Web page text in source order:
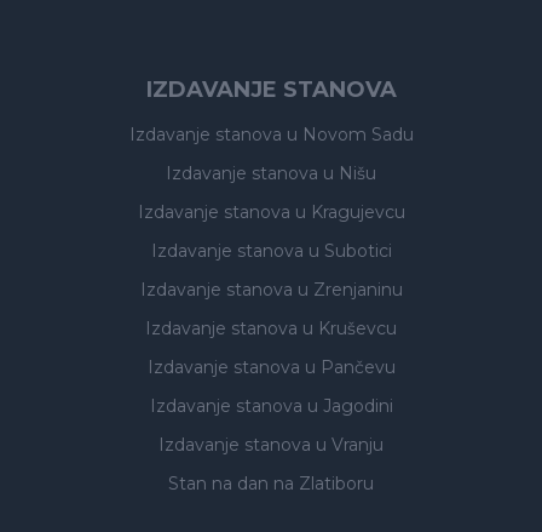
IZDAVANJE STANOVA
Izdavanje stanova u Novom Sadu
Izdavanje stanova u Nišu
Izdavanje stanova u Kragujevcu
Izdavanje stanova u Subotici
Izdavanje stanova u Zrenjaninu
Izdavanje stanova u Kruševcu
Izdavanje stanova u Pančevu
Izdavanje stanova u Jagodini
Izdavanje stanova u Vranju
Stan na dan na Zlatiboru